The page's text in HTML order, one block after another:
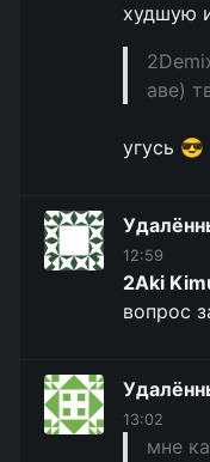
худшую
аве)
угусь 😎
12:59
2Aki
вопрос
13:02
мне